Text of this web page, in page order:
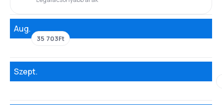
Aug.
35 703Ft
Szept.